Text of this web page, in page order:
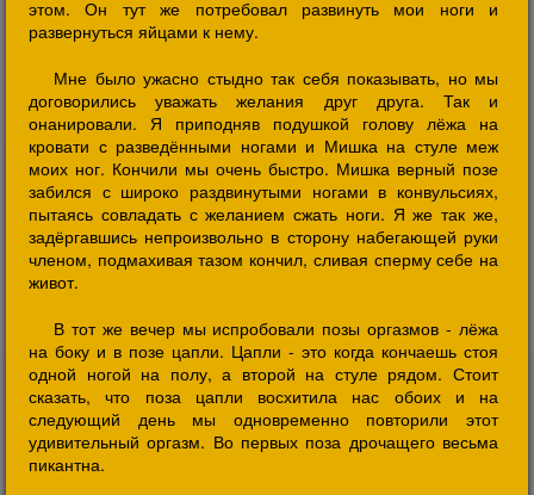
этом. Он тут же потребовал развинуть мои ноги и
развернуться яйцами к нему.
Мне было ужасно стыдно так себя показывать, но мы
договорились уважать желания друг друга. Так и
онанировали. Я приподняв подушкой голову лёжа на
кровати с разведёнными ногами и Мишка на стуле меж
моих ног. Кончили мы очень быстро. Мишка верный позе
забился с широко раздвинутыми ногами в конвульсиях,
пытаясь совладать с желанием сжать ноги. Я же так же,
задёргавшись непроизвольно в сторону набегающей руки
членом, подмахивая тазом кончил, сливая сперму себе на
живот.
В тот же вечер мы испробовали позы оргазмов - лёжа
на боку и в позе цапли. Цапли - это когда кончаешь стоя
одной ногой на полу, а второй на стуле рядом. Стоит
сказать, что поза цапли восхитила нас обоих и на
следующий день мы одновременно повторили этот
удивительный оргазм. Во первых поза дрочащего весьма
пикантна.